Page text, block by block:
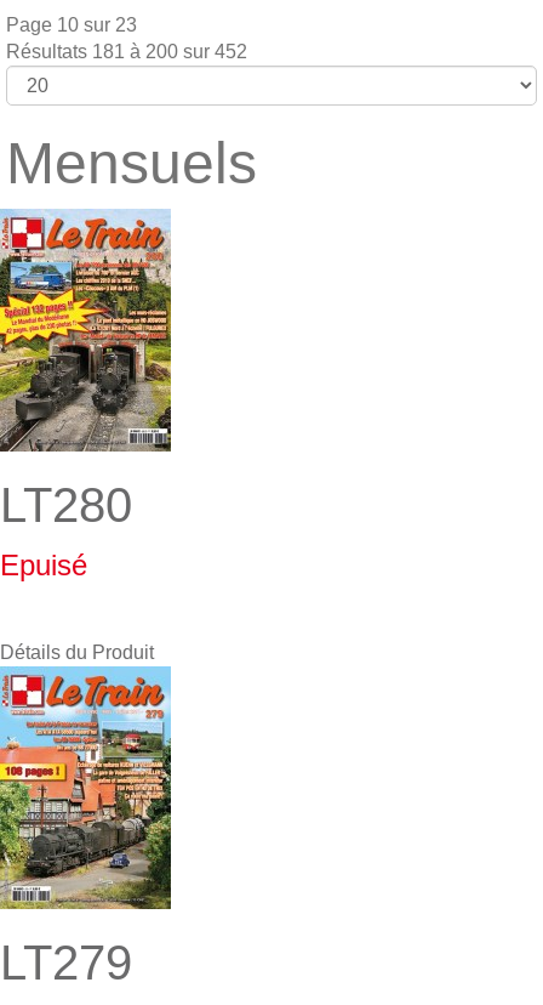
Page 10 sur 23
Résultats 181 à 200 sur 452
Mensuels
LT280
Epuisé
Détails du Produit
LT279